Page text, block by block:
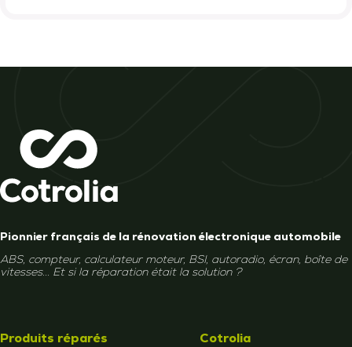
Pionnier français de la rénovation électronique automobile
ABS, compteur, calculateur moteur, BSI, autoradio, écran, boîte de
vitesses... Et si la réparation était la solution ?
Produits réparés Cotrolia